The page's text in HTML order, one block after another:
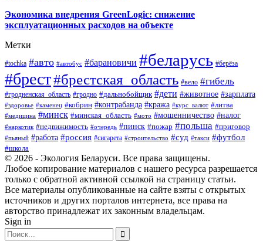
Экономика внедрения GreenLogic: снижение
эксплуатационных расходов на объекте
Метки
#tochka #авто #автобус #барановичи #беларусь #берёза
#брест#брестская_область #вело #гибель
#гродненская_область #гродно #дальнобойщик #дети #животное #зарплата
#здоровье #каменец #кобрин #контрабанда #кража #курс_валют #литва
#медицина #минск #минская_область #мото #мошенничество #налог
#наркотик #недвижимость #очередь #пинск #пожар #польша #приговор
#пьяный #работа #россия #сигарета #строительство #суд #такси #футбол
#школа
© 2026 - Экология Беларуси. Все права защищены.
Любое копирование материалов с нашего ресурса разрешается
только с обратной активной ссылкой на страницу статьи.
Все материалы опубликованные на сайте взяты с открытых
источников и других порталов интернета, все права на
авторство принадлежат их законным владельцам.
Sign in